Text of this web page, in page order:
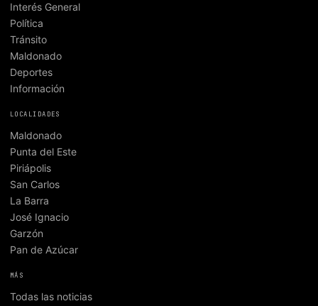
Interés General
Política
Tránsito
Maldonado
Deportes
Información
LOCALIDADES
Maldonado
Punta del Este
Piriápolis
San Carlos
La Barra
José Ignacio
Garzón
Pan de Azúcar
MÁS
Todas las noticias